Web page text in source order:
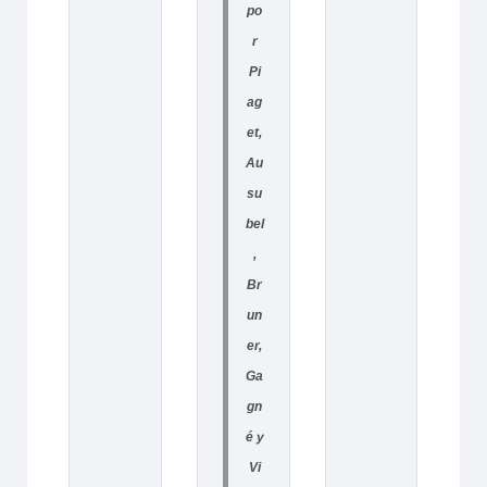
po
r
Pi
ag
et,
Au
su
bel
,
Br
un
er,
Ga
gn
é y
Vi